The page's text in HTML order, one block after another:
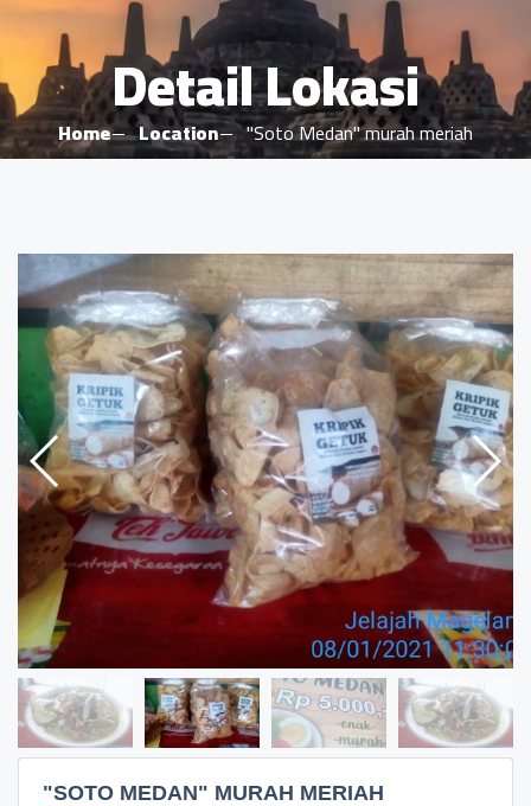
Detail Lokasi
Home Location "Soto Medan" murah meriah
"SOTO MEDAN" MURAH MERIAH